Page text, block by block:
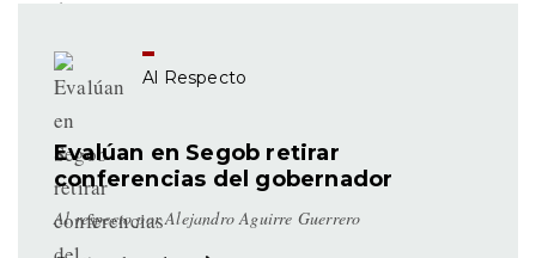
Al Respecto
Evalúan en Segob retirar
conferencias del gobernador
Al respecto por Alejandro Aguirre Guerrero